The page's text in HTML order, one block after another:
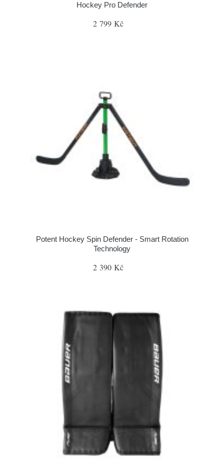
Hockey Pro Defender
2 799 Kč
Potent Hockey Spin Defender - Smart Rotation
Technology
2 390 Kč